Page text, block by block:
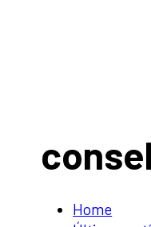
Home